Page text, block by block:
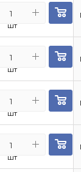
шт
шт
шт
шт